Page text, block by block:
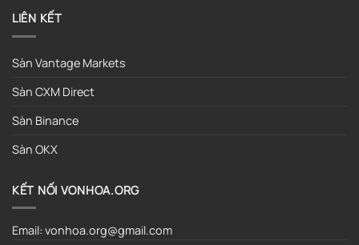
LIÊN KẾT
Sàn Vantage Markets
Sàn CXM Direct
Sàn Binance
Sàn OKX
KẾT NỐI VONHOA.ORG
Email: vonhoa.org@gmail.com